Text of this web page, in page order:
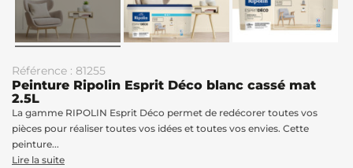
Référence : 81255
Peinture Ripolin Esprit Déco blanc cassé mat
2.5L
La gamme RIPOLIN Esprit Déco permet de redécorer toutes vos
pièces pour réaliser toutes vos idées et toutes vos envies. Cette
peinture...
Lire la suite